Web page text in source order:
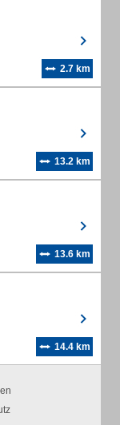
2.7 km
13.2 km
13.6 km
14.4 km